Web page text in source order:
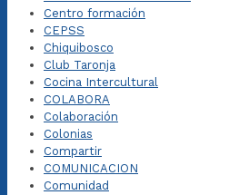
Centro formación
CEPSS
Chiquibosco
Club Taronja
Cocina Intercultural
COLABORA
Colaboración
Colonias
Compartir
COMUNICACION
Comunidad